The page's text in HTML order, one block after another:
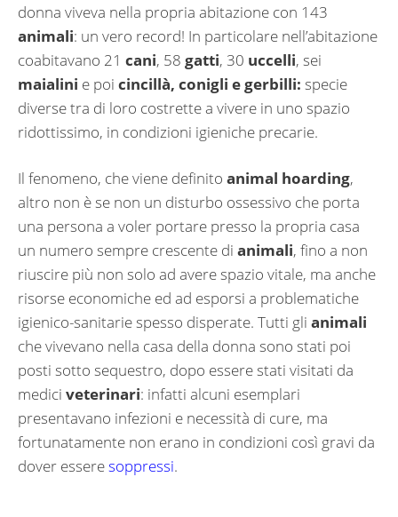
donna viveva nella propria abitazione con 143
animali: un vero record! In particolare nell’abitazione
coabitavano 21 cani, 58 gatti, 30 uccelli, sei
maialini e poi cincillà, conigli e gerbilli: specie
diverse tra di loro costrette a vivere in uno spazio
ridottissimo, in condizioni igieniche precarie.
Il fenomeno, che viene definito animal hoarding,
altro non è se non un disturbo ossessivo che porta
una persona a voler portare presso la propria casa
un numero sempre crescente di animali, fino a non
riuscire più non solo ad avere spazio vitale, ma anche
risorse economiche ed ad esporsi a problematiche
igienico-sanitarie spesso disperate. Tutti gli animali
che vivevano nella casa della donna sono stati poi
posti sotto sequestro, dopo essere stati visitati da
medici veterinari: infatti alcuni esemplari
presentavano infezioni e necessità di cure, ma
fortunatamente non erano in condizioni così gravi da
dover esseresoppressi.